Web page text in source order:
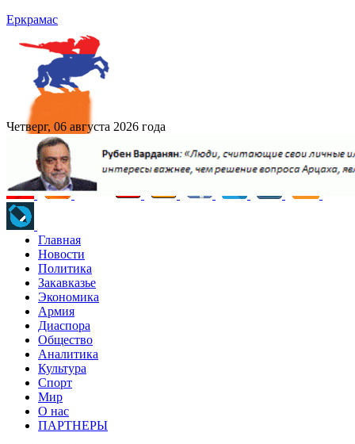
Еркрамас
Четверг, 06 августа 2026 года
Главная
Новости
Политика
Закавказье
Экономика
Армия
Диаспора
Общество
Аналитика
Культура
Спорт
Мир
О нас
ПАРТНЕРЫ